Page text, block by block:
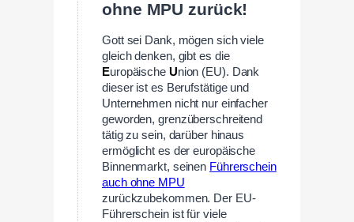
ohne MPU zurück!
Gott sei Dank, mögen sich viele
gleich denken, gibt es die
Europäische Union (EU). Dank
dieser ist es Berufstätige und
Unternehmen nicht nur einfacher
geworden, grenzüberschreitend
tätig zu sein, darüber hinaus
ermöglicht es der europäische
Binnenmarkt, seinen Führerschein
auch ohne MPU
zurückzubekommen. Der EU-
Führerschein ist für viele